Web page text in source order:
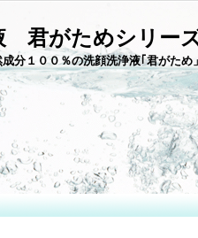
君がためシリー
成分１００％の洗顔洗浄液｢君